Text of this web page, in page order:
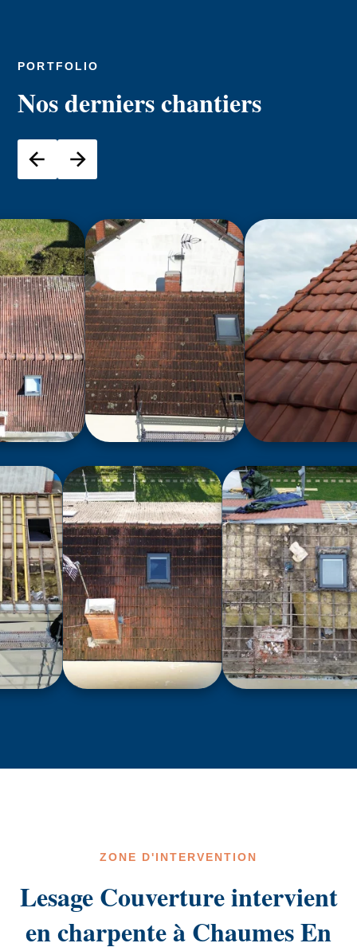
PORTFOLIO
Nos derniers chantiers
ZONE D'INTERVENTION
Lesage Couverture intervient
en charpente à Chaumes En